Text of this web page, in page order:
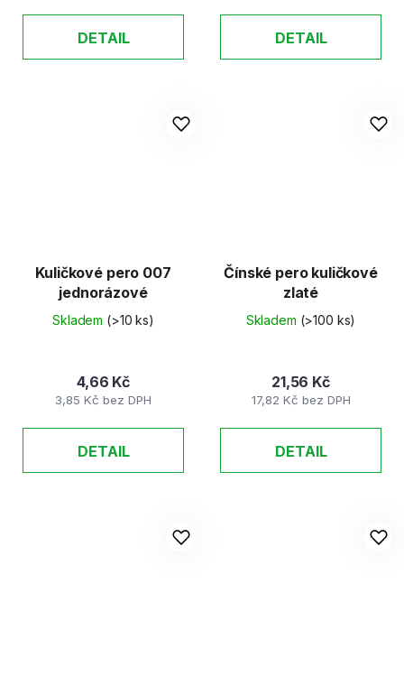
DETAIL DETAIL
Kuličkové pero 007
jednorázové
Skladem (>10 ks)
3,85 Kč bez DPH
4,66 Kč
DETAIL
Čínské pero kuličkové
zlaté
Skladem (>100 ks)
17,82 Kč bez DPH
21,56 Kč
DETAIL